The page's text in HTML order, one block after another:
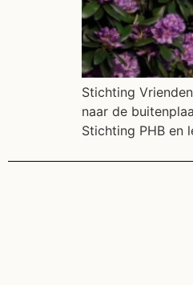
Stichting
naar de
Stichting PHB en